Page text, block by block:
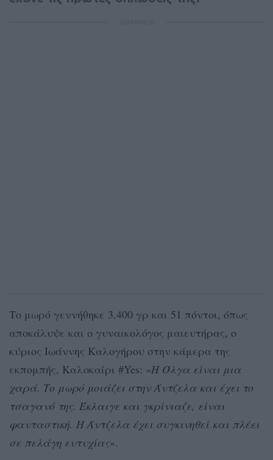
Το μωρό γεννήθηκε 3.400 γρ και 51 πόντοι, όπως
αποκάλυψε και ο γυναικολόγος μαιευτήρας, ο
κύριος Ιωάννης Καλογήρου στην κάμερα της
εκπομπής, Καλοκαίρι #Yes: «Η Όλγα είναι μια
χαρά. Το μωρό μοιάζει στην Άντζελα και έχει το
τσαγανό της. Έκλαιγε και γκρίνιαζε, είναι
φανταστική. Η Άντζελα έχει συγκινηθεί και πλέει
σε πελάγη ευτυχίας».